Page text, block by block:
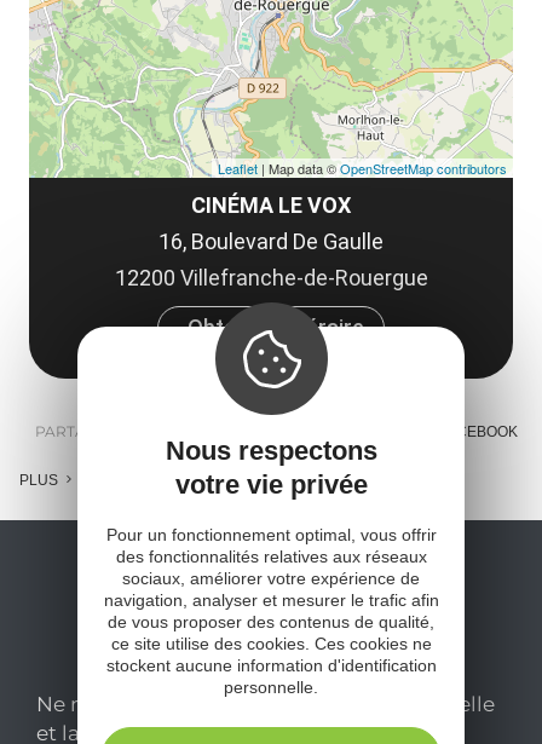
CINÉMA LE VOX
16, Boulevard De Gaulle
12200 Villefranche-de-Rouergue
Obtenir l'itinéraire
Leaflet | Map data ©OpenStreetMap contributors
PARTAGER : FACEBOOK
PLUS
Ne manquez pas notre newsletter mensuelle
et laissez-vous inspirer pour profiter
Nous respectons
votre vie privée
Pour un fonctionnement optimal, vous offrir
des fonctionnalités relatives aux réseaux
sociaux, améliorer votre expérience de
navigation, analyser et mesurer le trafic afin
de vous proposer des contenus de qualité,
ce site utilise des cookies. Ces cookies ne
stockent aucune information d'identification
personnelle.